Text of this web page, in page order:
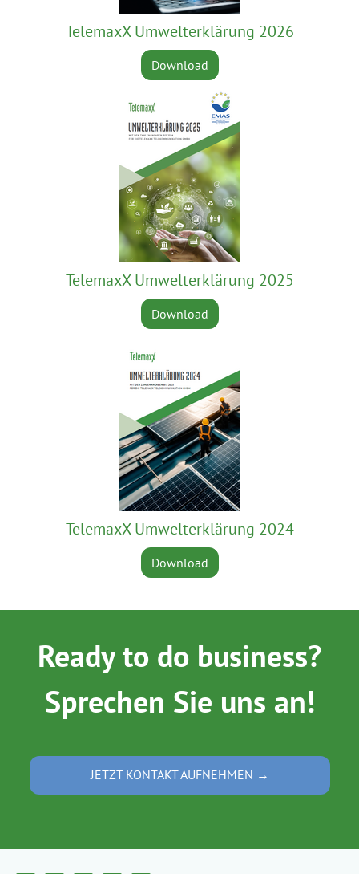
TelemaxX Umwelterklärung 2026
Download
TelemaxX Umwelterklärung 2025
Download
TelemaxX Umwelterklärung 2024
Download
Ready to do business?
Sprechen Sie uns an!
JETZT KONTAKT AUFNEHMEN →